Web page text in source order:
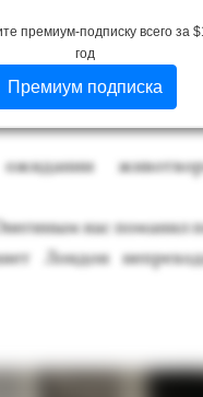
премиум-подписку всего за
год
Премиум подписка
сти­хами
эфир.
Бри­тании. Как
нас по­манил
Лон­дон